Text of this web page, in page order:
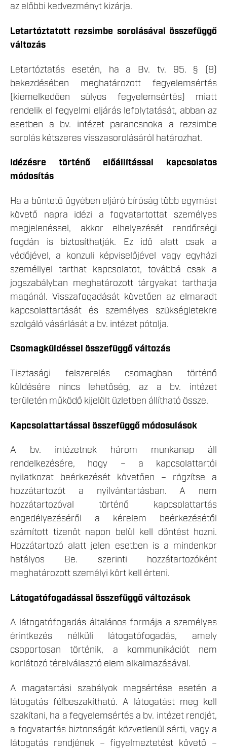
az előbbi kedvezményt kizárja.
Letartóztatott rezsimbe sorolásával összefüggő
változás
Letartóztatás esetén, ha a Bv. tv. 95. § (8)
bekezdésében meghatározott fegyelemsértés
(kiemelkedően súlyos fegyelemsértés) miatt
rendelik el fegyelmi eljárás lefolytatását, abban az
esetben a bv. intézet parancsnoka a rezsimbe
sorolás kétszeres visszasorolásáról határozhat.
Idézésre történő előállítással kapcsolatos
módosítás
Ha a büntető ügyében eljáró bíróság több egymást
követő napra idézi a fogvatartottat személyes
megjelenéssel, akkor elhelyezését rendőrségi
fogdán is biztosíthatják. Ez idő alatt csak a
védőjével, a konzuli képviselőjével vagy egyházi
személlyel tarthat kapcsolatot, továbbá csak a
jogszabályban meghatározott tárgyakat tarthatja
magánál. Visszafogadását követően az elmaradt
kapcsolattartását és személyes szükségletekre
szolgáló vásárlását a bv. intézet pótolja.
Csomagküldéssel összefüggő változás
Tisztasági felszerelés csomagban történő
küldésére nincs lehetőség, az a bv. intézet
területén működő kijelölt üzletben állítható össze.
Kapcsolattartással összefüggő módosulások
A bv. intézetnek három munkanap áll
rendelkezésére, hogy – a kapcsolattartói
nyilatkozat beérkezését követően – rögzítse a
hozzátartozót a nyilvántartásban. A nem
hozzátartozóval történő kapcsolattartás
engedélyezéséről a kérelem beérkezésétől
számított tizenöt napon belül kell döntést hozni.
Hozzátartozó alatt jelen esetben is a mindenkor
hatályos Be. szerinti hozzátartozóként
meghatározott személyi kört kell érteni.
Látogatófogadással összefüggő változások
A látogatófogadás általános formája a személyes
érintkezés nélküli látogatófogadás, amely
csoportosan történik, a kommunikációt nem
korlátozó térelválasztó elem alkalmazásával.
A magatartási szabályok megsértése esetén a
látogatás félbeszakítható. A látogatást meg kell
szakítani, ha a fegyelemsértés a bv. intézet rendjét,
a fogvatartás biztonságát közvetlenül sérti, vagy a
látogatás rendjének – figyelmeztetést követő –